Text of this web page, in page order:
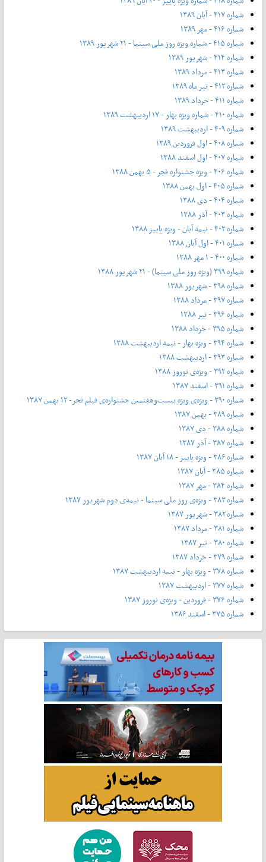
شماره ۴۱۷ - آبان ۱۳۸۹
شماره ۴۱۶ - مهر ۱۳۸۹
شماره ۴۱۵ - شماره ویژه روز ملی سینما - ۲۱ شهریور ۱۳۸۹
شماره ۴۱۴ - شهریور ۱۳۸۹
شماره ۴۱۳ - مرداد ۱۳۸۹
شماره ۴۱۲ - تیر ماه ۱۳۸۹
شماره ۴۱۱ - خرداد ۱۳۸۹
شماره ۴۱۰ - شماره ویژه بهار - ۱۷ اردیبهشت ۱۳۸۹
شماره ۴۰۹ - اردیبهشت ۱۳۸۹
شماره ۴۰۸ - اول فروردین ۱۳۸۹
شماره ۴۰۷ - اول اسفند ۱۳۸۸
شماره ۴۰۶ - ویژه جشنواره فجر - ۵ بهمن ۱۳۸۸
شماره ۴۰۵ - اول بهمن ۱۳۸۸
شماره ۴۰۴ - دی ۱۳۸۸
شماره ۴۰۳ - آذر ۱۳۸۸
شماره ۴۰۲ - نیمه آبان - ویژه پاییز ۱۳۸۸
شماره ۴۰۱ - اول آبان ۱۳۸۸
شماره ۴۰۰ - ۱ مهر ۱۳۸۸
شماره ۳۹۹ (ویژه روز ملی سینما) - ۲۱ شهریور ۱۳۸۸
شماره ۳۹۸ - شهریور ۱۳۸۸
شماره ۳۹۷ - مرداد ۱۳۸۸
شماره ۳۹۶ - تیر ۱۳۸۸
شماره ۳۹۵ - خرداد ۱۳۸۸
شماره ۳۹۴ - ویژه بهار - نیمه‌ اردیبهشت ۱۳۸۸
شماره ۳۹۳ - اردیبهشت ۱۳۸۸
شماره ۳۹۲ - ویژه‌ی نوروز ۱۳۸۸
شماره ۳۹۱ - اسفند ۱۳۸۷
شماره ۳۹۰ - ویژه‌ی ویژه بیست‌و‌هفتمین جشنواره‌ی فیلم فجر- ۱۲ بهمن ۱۳۸۷
شماره ۳۸۹ - بهمن ۱۳۸۷
شماره ۳۸۸ - دی ۱۳۸۷
شماره ۳۸۷ - آذر ۱۳۸۷
شماره ۳۸۶ - ویژه پاییز - ۱۸ آبان ۱۳۸۷
شماره ۳۸۵ - آبان ۱۳۸۷
شماره ۳۸۴ - مهر ۱۳۸۷
شماره ۳۸۳ - ویژه‌ی روز ملی سینما - نیمه‌ی دوم شهریور ۱۳۸۷
شماره ۳۸۲ - شهریور ۱۳۸۷
شماره ۳۸۱ - مرداد ۱۳۸۷
شماره ۳۸۰ - تیر ۱۳۸۷
شماره ۳۷۹ - خرداد ۱۳۸۷
شماره ۳۷۸ - ویژه بهار - نیمه‌ اردیبهشت ۱۳۸۷
شماره ۳۷۷ - اردیبهشت ۱۳۸۷
شماره ۳۷۶ - فروردین - ویژه‌ی نوروز ۱۳۸۷
شماره ۳۷۵ - اسفند ۱۳۸۶